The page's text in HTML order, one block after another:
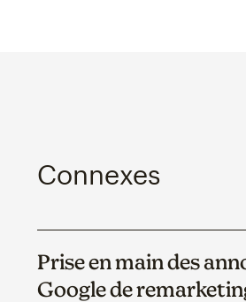
Connexes
Prise en main des
Google de